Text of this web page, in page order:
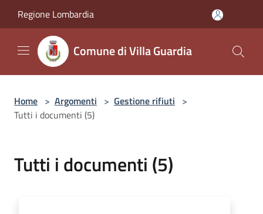
Regione Lombardia
Comune di Villa Guardia
Home > Argomenti > Gestione rifiuti >
Tutti i documenti (5)
Tutti i documenti (5)